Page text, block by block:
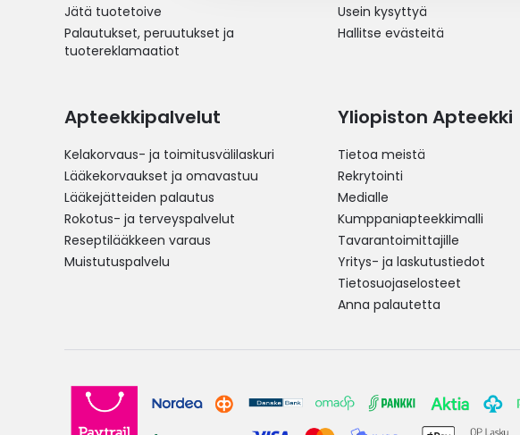
Jätä tuotetoive
Palautukset, peruutukset ja
tuotereklamaatiot
Usein kysyttyä
Hallitse evästeitä
Apteekkipalvelut
Kelakorvaus- ja toimitusvälilaskuri
Lääkekorvaukset ja omavastuu
Lääkejätteiden palautus
Rokotus- ja terveyspalvelut
Reseptilääkkeen varaus
Muistutuspalvelu
Yliopiston Apteekki
Tietoa meistä
Rekrytointi
Medialle
Kumppaniapteekkimalli
Tavarantoimittajille
Yritys- ja laskutustiedot
Tietosuojaselosteet
Anna palautetta